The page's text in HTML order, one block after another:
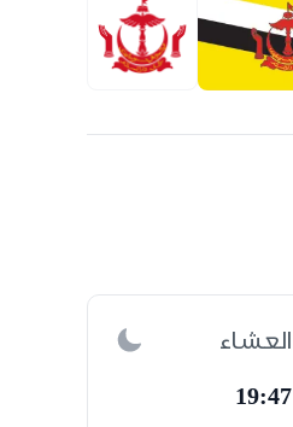
العشاء
19:47